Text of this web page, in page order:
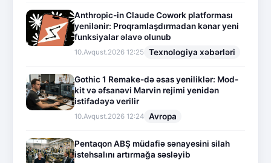
Anthropic-in Claude Cowork platforması
yenilənir: Proqramlaşdırmadan kənar yeni
funksiyalar əlavə olunub
10.Avqust.2026 12:25 Texnologiya xəbərləri
Gothic 1 Remake-də əsas yeniliklər: Mod-
kit və əfsanəvi Marvin rejimi yenidən
istifadəyə verilir
10.Avqust.2026 12:24 Avropa
Pentaqon ABŞ müdafiə sənayesini silah
istehsalını artırmağa səsləyib